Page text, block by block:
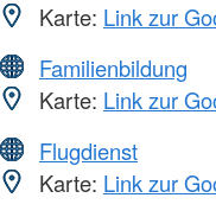
Karte: Link zur
Familienbildung
Karte: Link zur
Flugdienst
Karte: Link zur